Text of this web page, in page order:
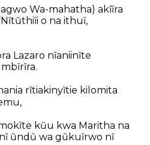
Wa-mahatha) akĩĩra
o na ithuĩ,
Lazaro nĩaniinĩte
rĩtiakinyĩtie kilomita
kũu kwa Maritha na
ũndũ wa gũkuĩrwo nĩ